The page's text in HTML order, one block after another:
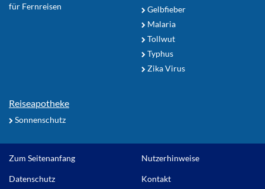
für Fernreisen
Gelbfieber
Malaria
Tollwut
Typhus
Zika Virus
Reiseapotheke
Sonnenschutz
Zum Seitenanfang Nutzerhinweise
Datenschutz Kontakt